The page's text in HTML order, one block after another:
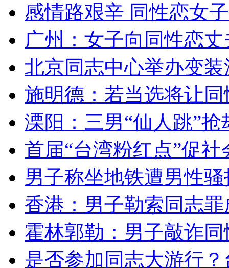
感情路艰辛 同性恋女
广州：女子向同性恋
北京同志中心举办变
施明德：若当选将让
溧阳：三男“仙人跳”
首届“台湾粉红点”促
男子称坐地铁遭男性
香港：男子勒索同志
霍林郭勒：男子敲诈
是否参加同志大游行